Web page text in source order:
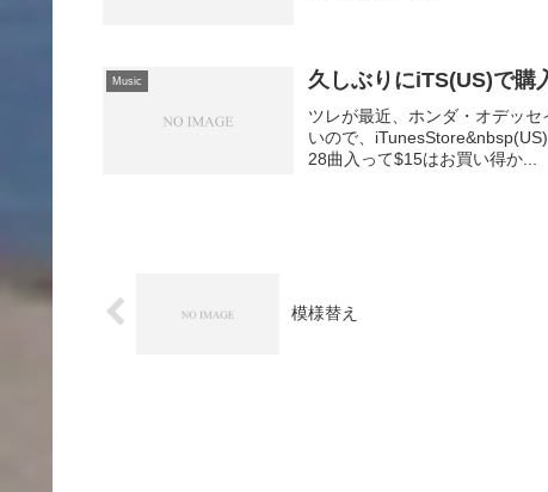
Music 久しぶりにiTS(US)で購
ツレが最近、ホンダ・オデッ
いので、
28曲入って$15はお買い得か...
模様替え